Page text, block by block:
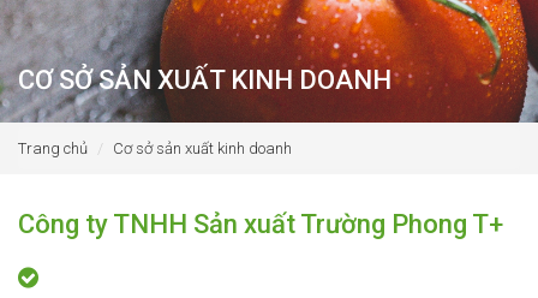
CƠ SỞ SẢN XUẤT KINH DOANH
Trang chủ Cơ sở sản xuất kinh doanh
Công ty TNHH Sản xuất Trường Phong T+